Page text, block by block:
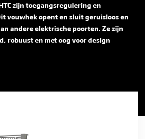
zijn toegangsregulering en
vouwhek opent en sluit geruisloos en
andere elektrische poorten. Ze zijn
robuust en met oog voor design